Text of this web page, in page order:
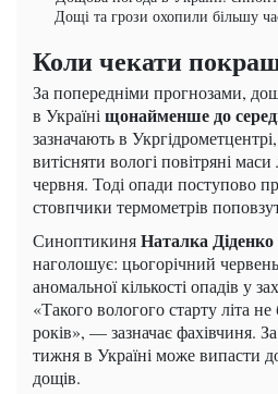
Дощі та грози охопили більшу
Коли чекати
За попередніми прогнозами,
в Україні щонайменше до
зазначають в
витісняти вологі повітряні
червня. Тоді опади поступово
стовпчики термометрів
СиноптикиняНаталка Діденко
наголошує: цьогорічний
аномальної кількості опадів у
«Такого вологого старту літа не
років», — зазначає фахівчиня.
тижня в Україні може випасти
дощів.